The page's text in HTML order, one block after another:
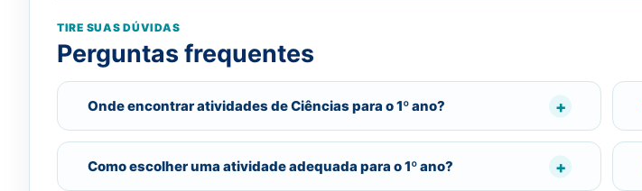
TIRE SUAS DÚVIDAS
Perguntas frequentes
Onde encontrar atividades de Ciências para o 1º ano?
Como escolher uma atividade adequada para o 1º ano?